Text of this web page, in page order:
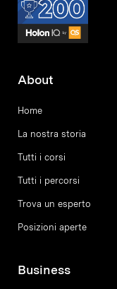
About
Home
La nostra storia
Tutti i corsi
Tutti i percorsi
Trova un esperto
Posizioni aperte
Business